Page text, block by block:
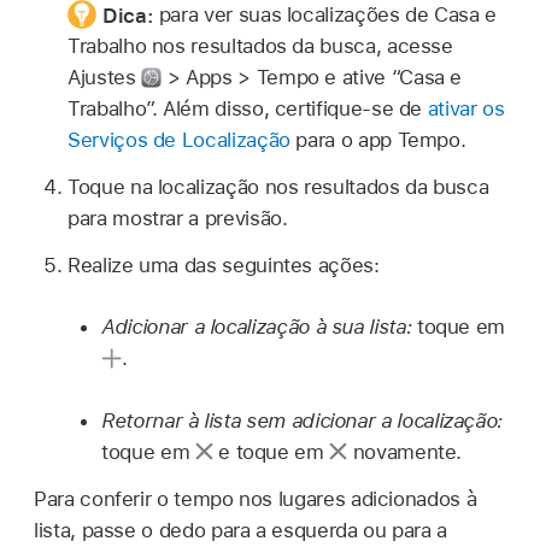
Dica: para ver suas localizações de Casa e
Trabalho nos resultados da busca, acesse
Ajustes
> Apps > Tempo e ative “Casa e
Trabalho”. Além disso, certifique-se de ativar os
Serviços de Localizaçãopara o app Tempo.
Toque na localização nos resultados da busca
para mostrar a previsão.
Realize uma das seguintes ações:
Adicionar a localização à sua lista:toque em
.
Retornar à lista sem adicionar a localização:
toque em
e toque em
novamente.
Para conferir o tempo nos lugares adicionados à
lista, passe o dedo para a esquerda ou para a